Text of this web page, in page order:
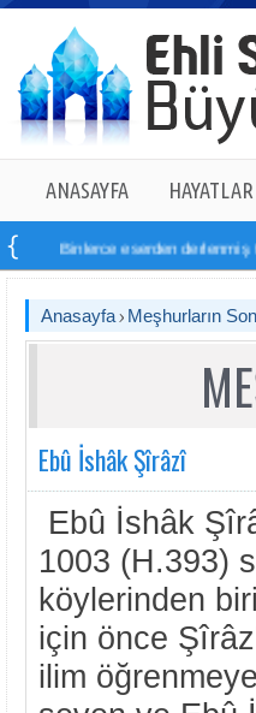
ANASAYFA HAYATLAR
Binlerce eserden derlenmiş tam
Anasayfa Meşhurların
Ebû İshâk Şîrâzî
Ebû İshâk
1003 (H.393)
köylerinden
için önce
ilim